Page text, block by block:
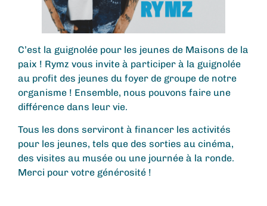
C’est la guignolée pour les jeunes de Maisons de la
paix ! Rymz vous invite à participer à la guignolée
au profit des jeunes du foyer de groupe de notre
organisme ! Ensemble, nous pouvons faire une
différence dans leur vie.
Tous les dons serviront à financer les activités
pour les jeunes, tels que des sorties au cinéma,
des visites au musée ou une journée à la ronde.
Merci pour votre générosité !